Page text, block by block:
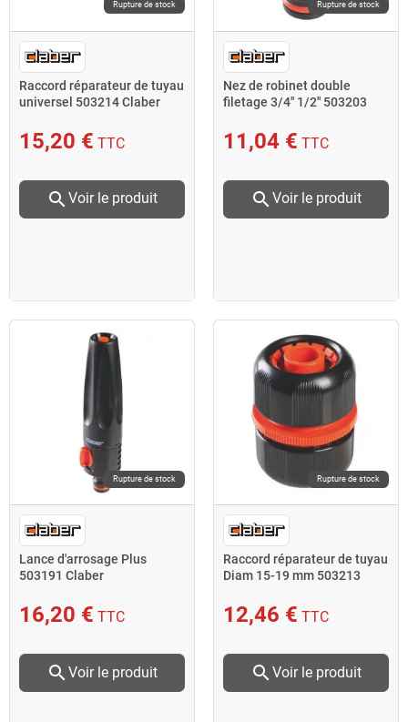
Rupture de stock
Raccord réparateur de tuyau
universel 503214 Claber
15,20 € TTC
search Voir le produit
Rupture de stock
Nez de robinet double
filetage 3/4'' 1/2'' 503203
11,04 € TTC
search Voir le produit
Rupture de stock
Lance d'arrosage Plus
503191 Claber
16,20 € TTC
search Voir le produit
Rupture de stock
Raccord réparateur de tuyau
Diam 15-19 mm 503213
12,46 € TTC
search Voir le produit